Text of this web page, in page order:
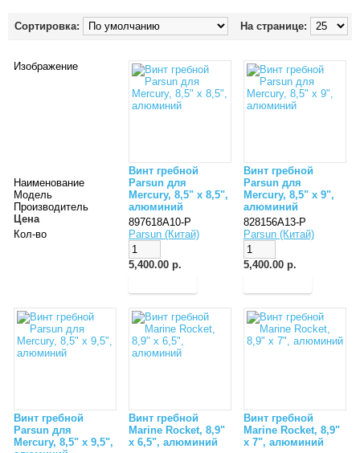
На странице:
Сортировка:
Изображение
Наименование
Модель
Производитель
Цена
Кол-во
Винт гребной
Parsun для
Mercury, 8,5" x 8,5",
алюминий
897618A10-P
Parsun (Китай)
5,400.00 р.
Винт гребной
Parsun для
Mercury, 8,5" x 9",
алюминий
828156A13-P
Parsun (Китай)
5,400.00 р.
Винт гребной
Parsun для
Mercury, 8,5" x 9,5",
Винт гребной
Marine Rocket, 8,9"
x 6,5", алюминий
Винт гребной
Marine Rocket, 8,9"
x 7", алюминий